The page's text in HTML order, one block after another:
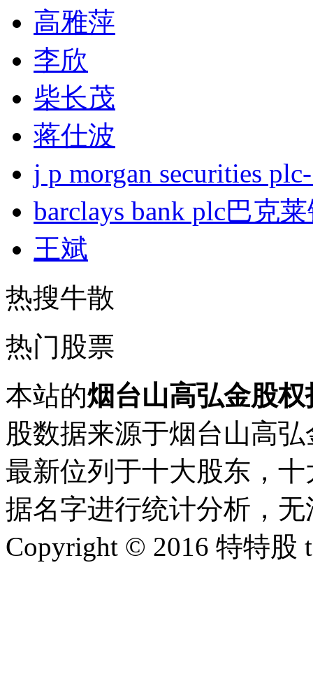
高雅萍
李欣
柴长茂
蒋仕波
j p morgan securities
barclays bank plc巴克
王斌
热搜牛散
热门股票
本站的烟台山高弘金股
股数据来源于烟台山高
最新位列于十大股东，
据名字进行统计分析，
Copyright © 2016 特特股